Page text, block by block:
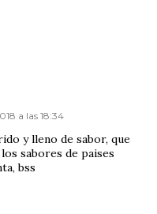
a las 18:34
y lleno de sabor, que
sabores de paises
bss